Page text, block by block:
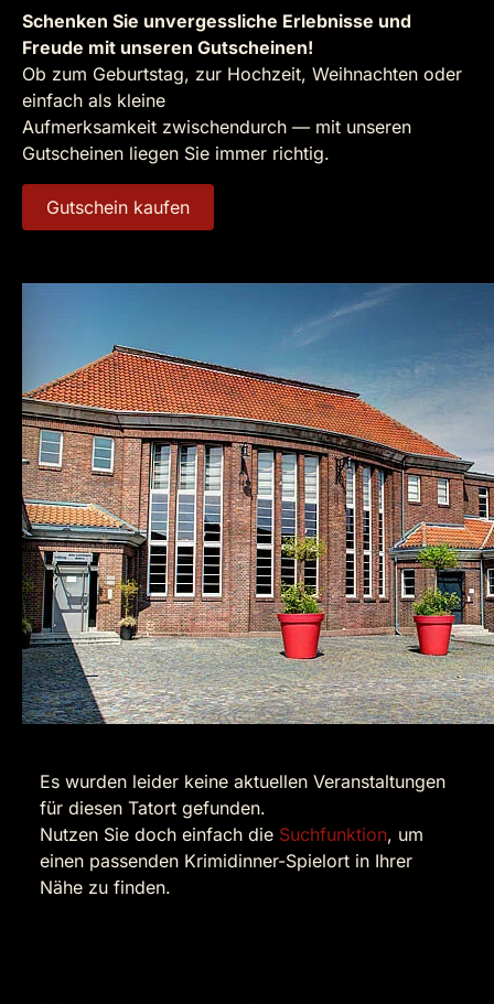
Schenken Sie unvergessliche Erlebnisse und
Freude mit unseren Gutscheinen!
Ob zum Geburtstag, zur Hochzeit, Weihnachten oder
einfach als kleine
Aufmerksamkeit zwischendurch — mit unseren
Gutscheinen liegen Sie immer richtig.
Gutschein kaufen
Es wurden leider keine aktuellen Veranstaltungen
für diesen Tatort gefunden.
Nutzen Sie doch einfach die Suchfunktion, um
einen passenden Krimidinner-Spielort in Ihrer
Nähe zu finden.